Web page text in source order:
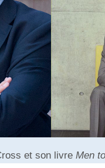
et son livre Men